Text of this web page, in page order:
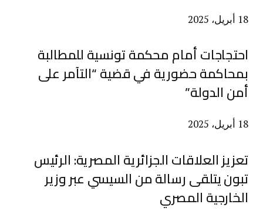
18 أبريل، 2025
احتجاجات أمام محكمة تونسية للمطالبة
بمحاكمة حضورية في قضية “التآمر على
أمن الدولة”
18 أبريل، 2025
تعزيز العلاقات الجزائرية المصرية: الرئيس
تبون يتلقى رسالة من السيسي عبر وزير
الخارجية المصري